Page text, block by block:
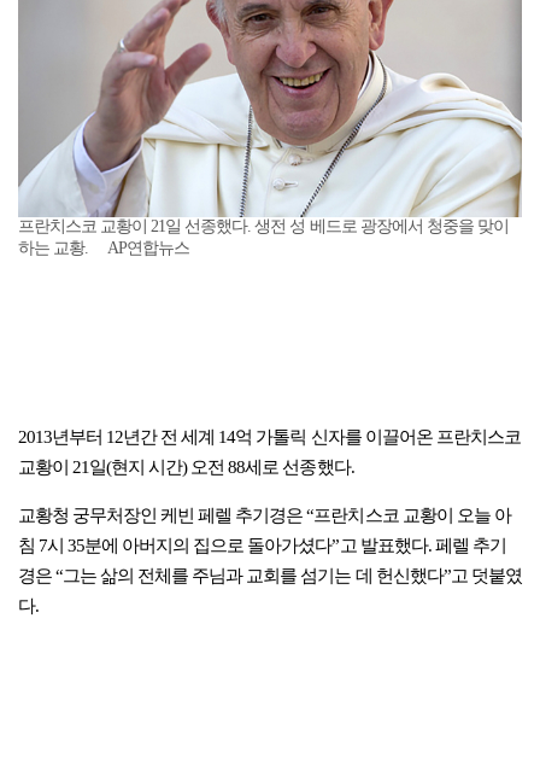
프란치스코 교황이 21일 선종했다. 생전 성 베드로 광장에서 청중을 맞이
하는 교황. AP연합뉴스
2013년부터 12년간 전 세계 14억 가톨릭 신자를 이끌어온 프란치스코
교황이 21일(현지 시간) 오전 88세로 선종했다.
교황청 궁무처장인 케빈 페렐 추기경은 “프란치스코 교황이 오늘 아
침 7시 35분에 아버지의 집으로 돌아가셨다”고 발표했다. 페렐 추기
경은 “그는 삶의 전체를 주님과 교회를 섬기는 데 헌신했다”고 덧붙였
다.